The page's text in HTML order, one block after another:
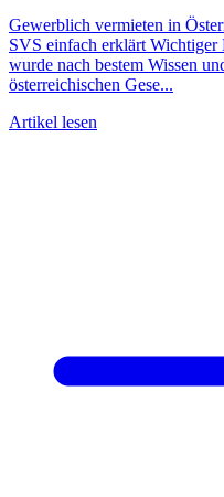
Gewerblich vermieten in
SVS einfach erklärt
wurde nach bestem Wissen
österreichischen Gese...
Artikel lesen